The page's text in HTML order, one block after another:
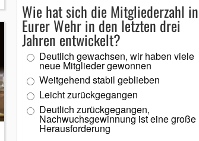
Wie hat sich die Mitgliederzahl in
Eurer Wehr in den letzten drei
Jahren entwickelt?
Deutlich gewachsen, wir haben viele
neue Mitglieder gewonnen
Weitgehend stabil geblieben
Leicht zurückgegangen
Deutlich zurückgegangen,
Nachwuchsgewinnung ist eine große
Herausforderung